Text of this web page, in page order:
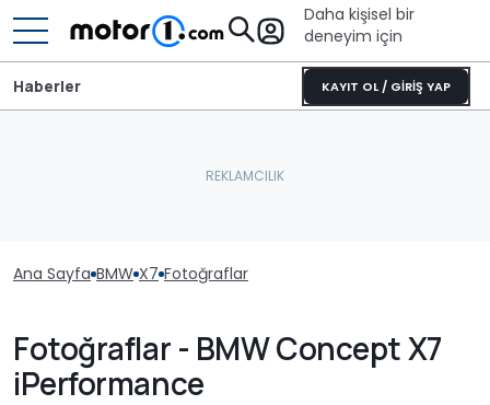
Daha kişisel bir
deneyim için
KAYIT OL / GİRİŞ YAP
Haberler
Ana Sayfa BMW X7 Fotoğraflar
Fotoğraflar - BMW Concept X7
iPerformance